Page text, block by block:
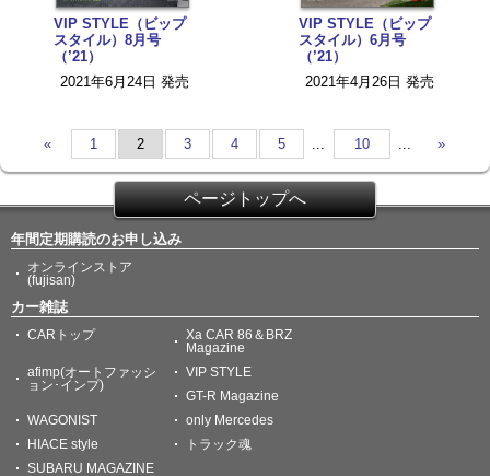
VIP STYLE（ビップ
スタイル）8月号
（’21）
2021年6月24日 発売
VIP STYLE（ビップ
スタイル）6月号
（’21）
2021年4月26日 発売
« 1 2 3 4 5 ... 10 ... »
ページトップへ
年間定期購読のお申し込み
オンラインストア
(fujisan)
カー雑誌
CARトップ
Xa CAR 86＆BRZ
Magazine
afimp(オートファッシ
ョン･インプ)
VIP STYLE
GT-R Magazine
WAGONIST
only Mercedes
HIACE style
トラック魂
SUBARU MAGAZINE